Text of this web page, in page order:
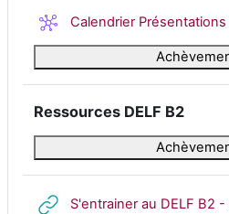
Calendrier Présentations
Ressources DELF B2
S'entrainer au DELF B2 -